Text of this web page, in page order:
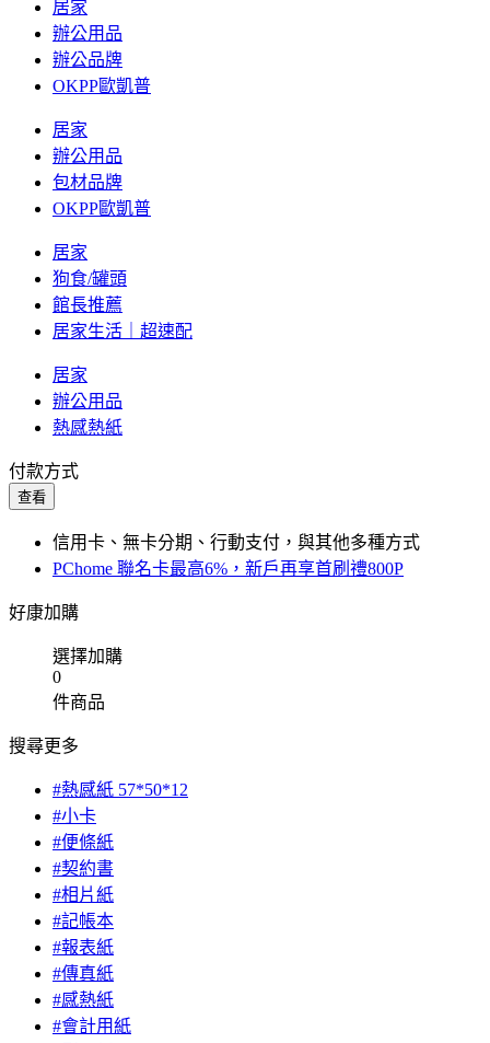
居家
辦公用品
辦公品牌
OKPP歐凱普
居家
辦公用品
包材品牌
OKPP歐凱普
居家
狗食/罐頭
館長推薦
居家生活｜超速配
居家
辦公用品
熱感熱紙
付款方式
查看
信用卡、無卡分期、行動支付，與其他多種方式
PChome 聯名卡最高6%，新戶再享首刷禮800P
好康加購
選擇加購
0
件商品
搜尋更多
#熱感紙 57*50*12
#小卡
#便條紙
#契約書
#相片紙
#記帳本
#報表紙
#傳真紙
#感熱紙
#會計用紙